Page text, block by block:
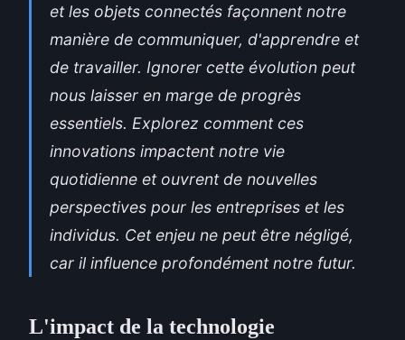
et les objets connectés façonnent notre
manière de communiquer, d'apprendre et
de travailler. Ignorer cette évolution peut
nous laisser en marge de progrès
essentiels. Explorez comment ces
innovations impactent notre vie
quotidienne et ouvrent de nouvelles
perspectives pour les entreprises et les
individus. Cet enjeu ne peut être négligé,
car il influence profondément notre futur.
L'impact de la technologie